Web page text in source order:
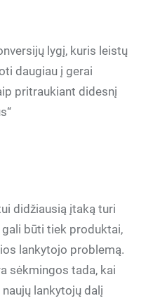
lygį, kuris leistų
daugiau į gerai
pritraukiant didesnį
didžiausią įtaką turi
būti tiek produktai,
lankytojo problemą.
sėkmingos tada, kai
lankytojų dalį